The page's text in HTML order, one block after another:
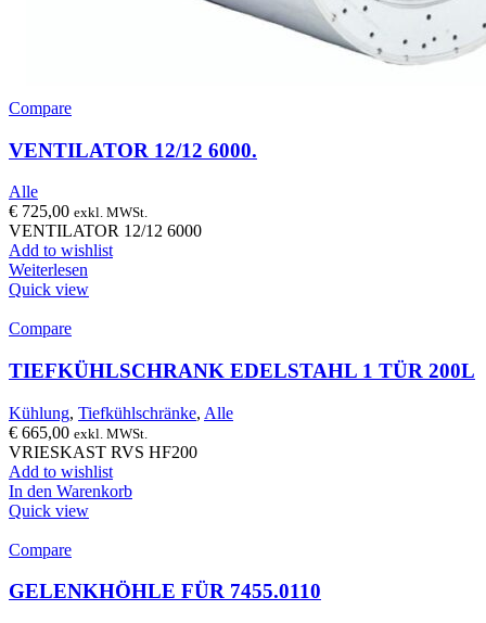
Compare
VENTILATOR 12/12 6000.
Alle
€ 725,00 exkl. MWSt.
VENTILATOR 12/12 6000
Add to wishlist
Weiterlesen
Quick view
Compare
TIEFKÜHLSCHRANK EDELSTAHL 1 TÜR 200L
Kühlung, Tiefkühlschränke, Alle
€ 665,00 exkl. MWSt.
VRIESKAST RVS HF200
Add to wishlist
In den Warenkorb
Quick view
Compare
GELENKHÖHLE FÜR 7455.0110